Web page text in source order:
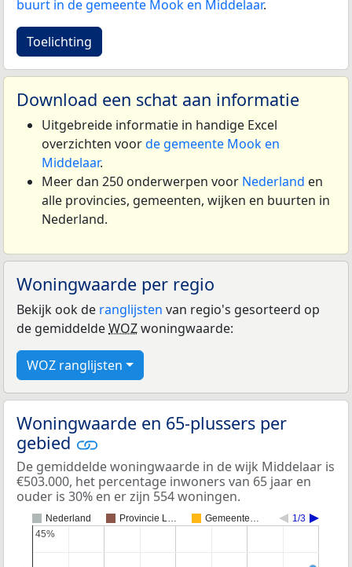
buurt in de gemeente Mook en Middelaar.
Toelichting
Download een schat aan informatie
Uitgebreide informatie in handige Excel
overzichten voorde gemeente Mook en
Middelaar.
Meer dan 250 onderwerpen voor Nederland en
alle provincies, gemeenten, wijken en buurten in
Nederland.
Woningwaarde per regio
Bekijk ook de ranglijsten van regio's gesorteerd op
de gemiddeldeWOZwoningwaarde:
WOZ ranglijsten
Woningwaarde en 65-plussers per
gebied
De gemiddelde woningwaarde in de wijk Middelaar is
€503.000, het percentage inwoners van 65 jaar en
ouder is 30% en er zijn 554 woningen.
Nederland Provincie L… Gemeente… 1/3
45%
45%